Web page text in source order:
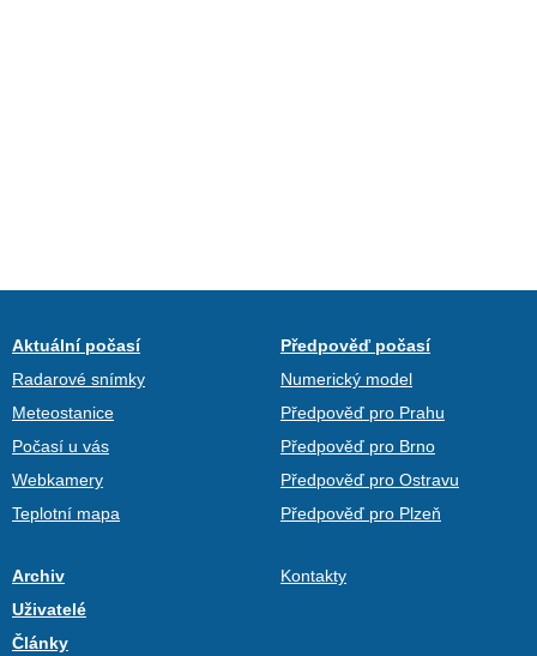
Aktuální počasí
Radarové snímky
Meteostanice
Počasí u vás
Webkamery
Teplotní mapa
Předpověď počasí
Numerický model
Předpověď pro Prahu
Předpověď pro Brno
Předpověď pro Ostravu
Předpověď pro Plzeň
Archiv
Uživatelé
Články
Kontakty